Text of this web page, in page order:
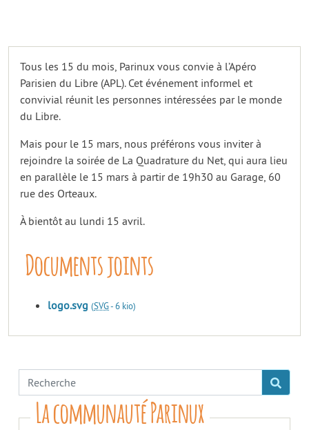
Tous les 15 du mois, Parinux vous convie à l’Apéro
Parisien du Libre (APL). Cet événement informel et
convivial réunit les personnes intéressées par le monde
du Libre.
Mais pour le 15 mars, nous préférons vous inviter à
rejoindre la soirée de La Quadrature du Net, qui aura lieu
en parallèle le 15 mars à partir de 19h30 au Garage, 60
rue des Orteaux.
À bientôt au lundi 15 avril.
Documents joints
logo.svg (SVG-6 kio)
La communauté Parinux